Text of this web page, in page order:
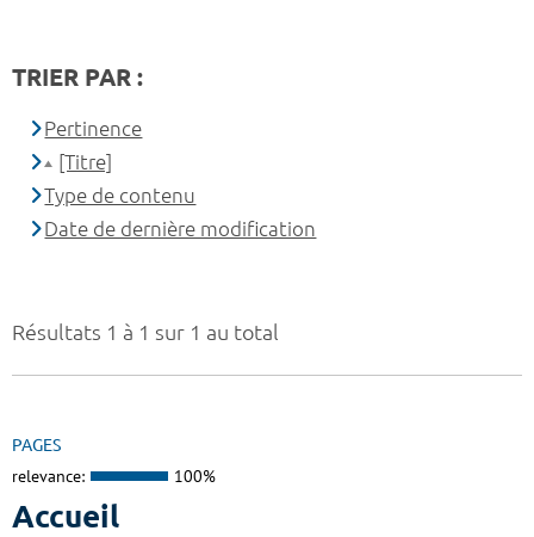
Résultats 1 à 1 sur 1 au total
PAGES
relevance: 100%
Accueil
TRIER PAR :
Pertinence
[Titre]
Type de contenu
Date de dernière modification